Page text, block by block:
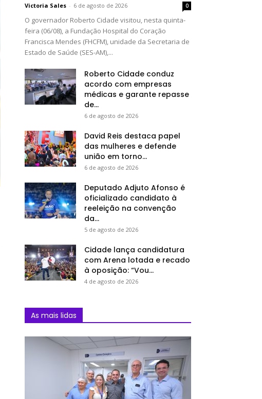
Victoria Sales - 6 de agosto de 2026 0
O governador Roberto Cidade visitou, nesta quinta-
feira (06/08), a Fundação Hospital do Coração
Francisca Mendes (FHCFM), unidade da Secretaria de
Estado de Saúde (SES-AM),...
Roberto Cidade conduz
acordo com empresas
médicas e garante repasse
de...
6 de agosto de 2026
David Reis destaca papel
das mulheres e defende
união em torno...
6 de agosto de 2026
Deputado Adjuto Afonso é
oficializado candidato à
reeleição na convenção
da...
5 de agosto de 2026
Cidade lança candidatura
com Arena lotada e recado
à oposição: “Vou...
4 de agosto de 2026
As mais lidas